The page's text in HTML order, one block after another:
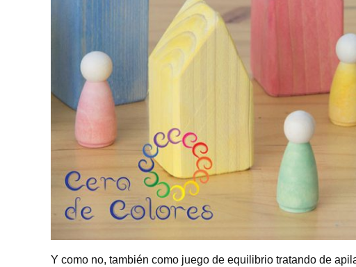
Y como no, también como juego de equilibrio tratando de